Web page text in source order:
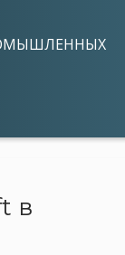
в